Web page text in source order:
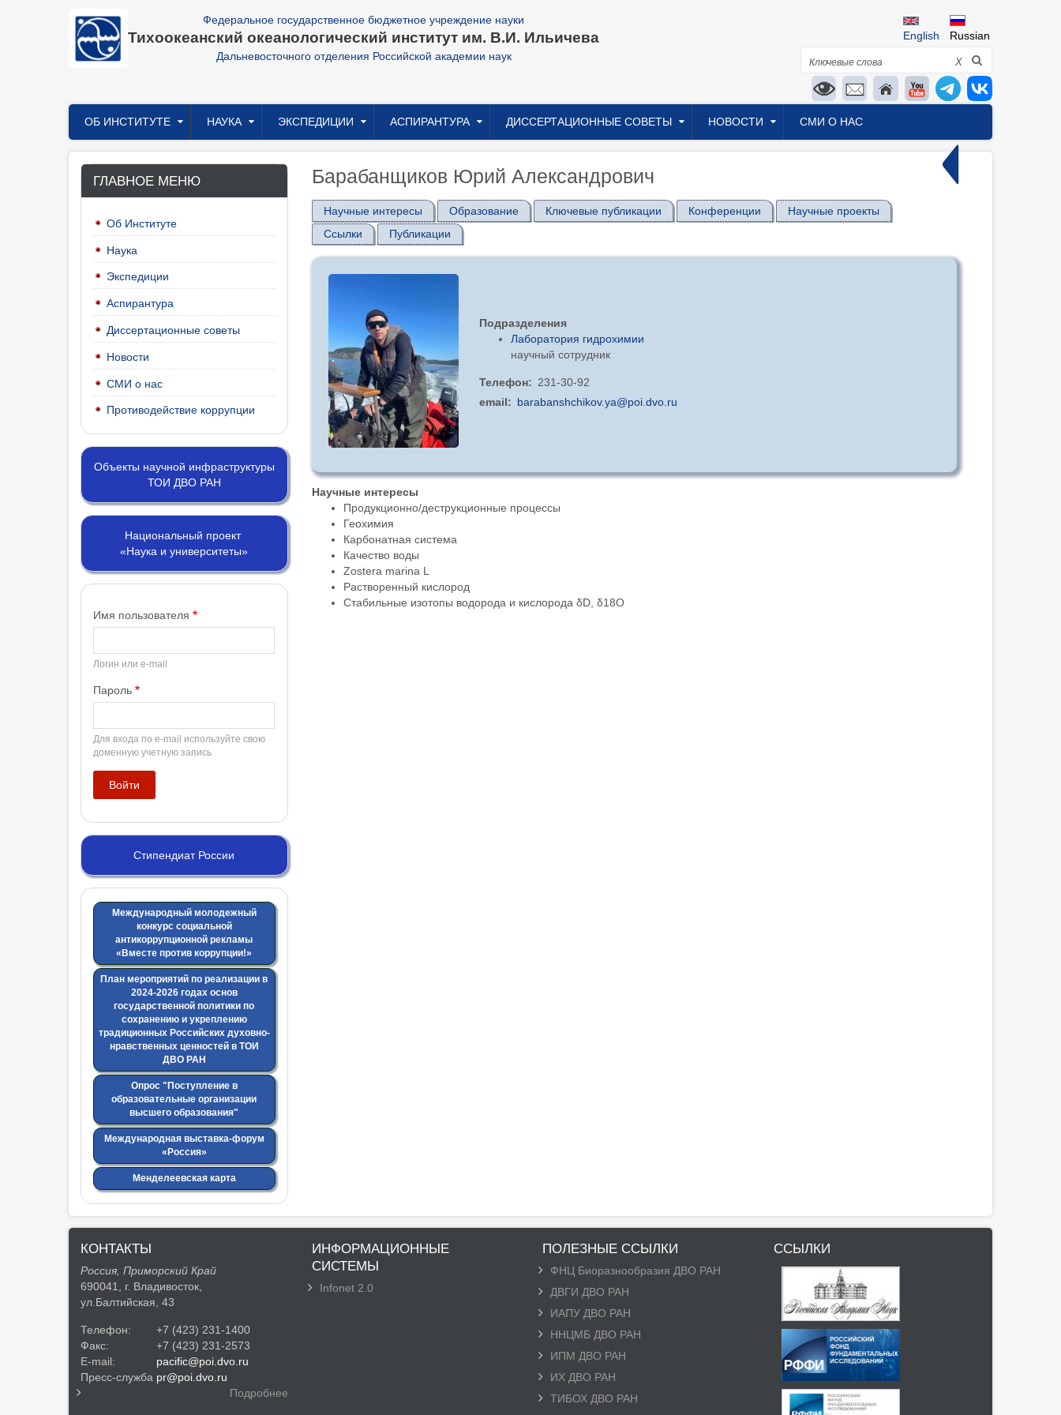
Федеральное государственное бюджетное учреждение науки
Тихоокеанский океанологический институт им. В.И. Ильичева
Дальневосточного отделения Российской академии наук
Russian
English
Поиск X
Главное
меню
ОБ ИНСТИТУТЕ НАУКА ЭКСПЕДИЦИИ АСПИРАНТУРА ДИССЕРТАЦИОННЫЕ СОВЕТЫ НОВОСТИ СМИ О НАС
ГЛАВНОЕ МЕНЮ
Об Институте
Наука
Экспедиции
Аспирантура
Диссертационные советы
Новости
СМИ о нас
Противодействие коррупции
Объекты научной инфраструктуры
ТОИ ДВО РАН
Национальный проект
«Наука и университеты»
Имя пользователя
Логин или e-mail
Пароль
Для входа по e-mail используйте свою
доменную учетную запись
Стипендиат России
Международный молодежный
конкурс социальной
антикоррупционной рекламы
«Вместе против коррупции!»
План мероприятий по реализации в
2024-2026 годах основ
государственной политики по
сохранению и укреплению
традиционных Российских духовно-
нравственных ценностей в ТОИ
ДВО РАН
Опрос "Поступление в
образовательные организации
высшего образования"
Международная выставка-форум
«Россия»
Менделеевская карта
Барабанщиков Юрий Александрович
Научные интересы Образование Ключевые публикации Конференции
Научные проекты
Ссылки
Публикации
Подразделения
Лаборатория гидрохимии
научный сотрудник
Телефон
231-30-92
email
barabanshchikov.ya@poi.dvo.ru
Научные интересы
Продукционно/деструкционные процессы
Геохимия
Карбонатная система
Качество воды
Zostera marina L
Растворенный кислород
Стабильные изотопы водорода и кислорода δD, δ18O
КОНТАКТЫ
Россия, Приморский Край
690041, г. Владивосток,
ул.Балтийская, 43
Телефон:
+7 (423) 231-1400
Факс:
+7 (423) 231-2573
E-mail:
pacific@poi.dvo.ru
Пресс-служба pr@poi.dvo.ru
Подробнее
ИНФОРМАЦИОННЫЕ
СИСТЕМЫ
Infonet 2.0
ПОЛЕЗНЫЕ ССЫЛКИ
ФНЦ Биоразнообразия ДВО РАН
ДВГИ ДВО РАН
ИАПУ ДВО РАН
ННЦМБ ДВО РАН
ИПМ ДВО РАН
ИХ ДВО РАН
ТИБОХ ДВО РАН
ССЫЛКИ